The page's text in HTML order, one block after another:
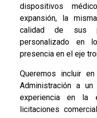
dispositivos
expansión, la
calidad de sus
personalizado en
presencia en el eje
Queremos incluir
Administración a
experiencia en la
licitaciones